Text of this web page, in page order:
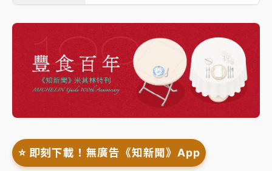
⭐️ 即刻下載！無廣告《知新聞》App